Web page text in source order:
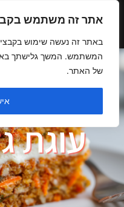
אתר זה משתמש
באתר זה נעשה שימוש בקבצי
המשתמש. המשך גלישתך
של האתר.
עוגת